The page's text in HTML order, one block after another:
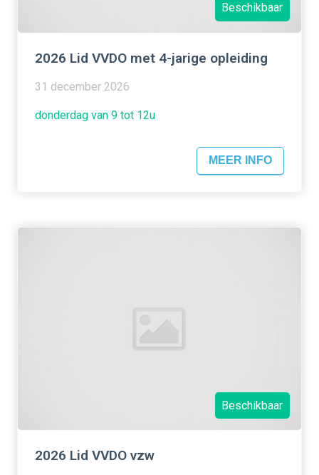
Beschikbaar
2026 Lid VVDO met 4-jarige opleiding
31 december 2026
donderdag van 9 tot 12u
MEER INFO
Beschikbaar
2026 Lid VVDO vzw